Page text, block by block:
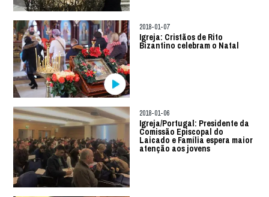
2018-01-07
Igreja: Cristãos de Rito
Bizantino celebram o Natal
2018-01-06
Igreja/Portugal: Presidente da
Comissão Episcopal do
Laicado e Família espera maior
atenção aos jovens